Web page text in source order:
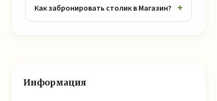
Как забронировать столик в Магазин?
Информация